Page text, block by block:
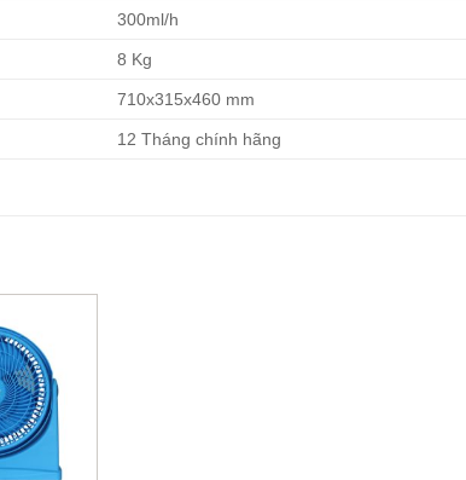
300ml/h
8 Kg
710x315x460 mm
12 Tháng chính hãng